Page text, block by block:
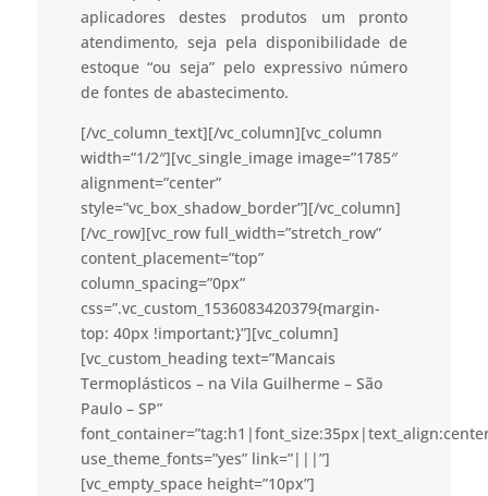
aplicadores destes produtos um pronto
atendimento, seja pela disponibilidade de
estoque “ou seja” pelo expressivo número
de fontes de abastecimento.
[/vc_column_text][/vc_column][vc_column
width=”1/2″][vc_single_image image=”1785″
alignment=”center”
style=”vc_box_shadow_border”][/vc_column]
[/vc_row][vc_row full_width=”stretch_row”
content_placement=”top”
column_spacing=”0px”
css=”.vc_custom_1536083420379{margin-
top: 40px !important;}”][vc_column]
[vc_custom_heading text=”Mancais
Termoplásticos – na Vila Guilherme – São
Paulo – SP”
use_theme_fonts=”yes” link=”|||”]
[vc_empty_space height=”10px”]